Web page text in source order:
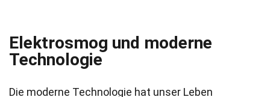
Elektrosmog und moderne
Technologie
Die moderne Technologie hat unser Leben